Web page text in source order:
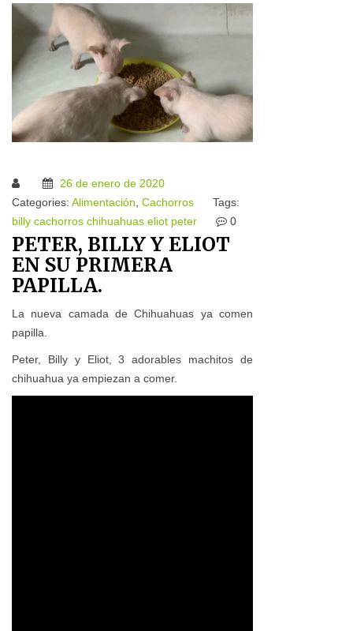
26 de enero de 2020
Categories: Alimentación Cachorros
Tags:
billy cachorros chihuahuas eliot peter 0
PETER, BILLY Y ELIOT
EN SU PRIMERA
PAPILLA.
La nueva camada de Chihuahuas ya comen
papilla.
Peter, Billy y Eliot, 3 adorables machitos de
chihuahua ya empiezan a comer.